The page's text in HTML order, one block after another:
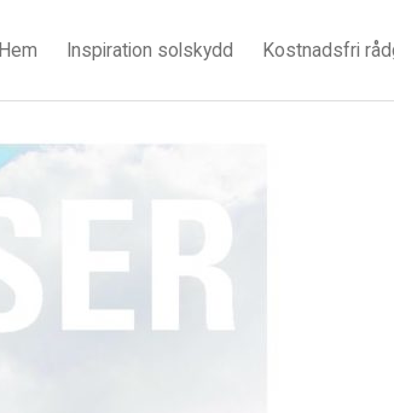
Hem Inspiration solskydd Kostnadsfri